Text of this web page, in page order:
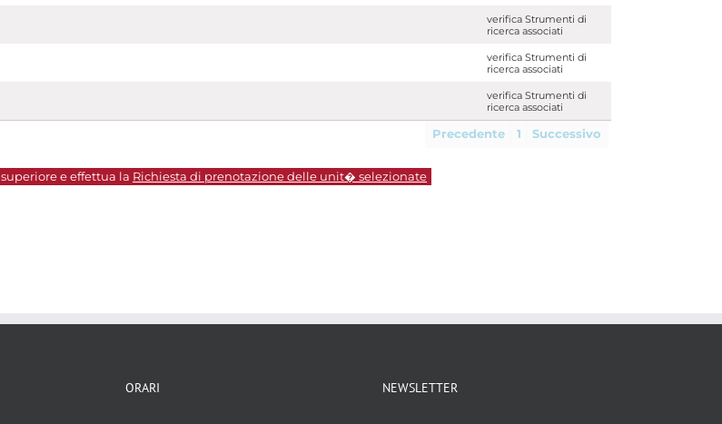
verifica Strumenti di
ricerca associati
verifica Strumenti di
ricerca associati
verifica Strumenti di
ricerca associati
Precedente 1 Successivo
e effettua la Richiesta di prenotazione delle unit� selezionate
ORARI NEWSLETTER